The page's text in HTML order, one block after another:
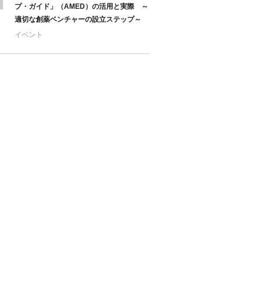
プ・ガイド」（AMED）の活用と実際 ～
適切な創薬ベンチャーの設立ステップ～
イベント